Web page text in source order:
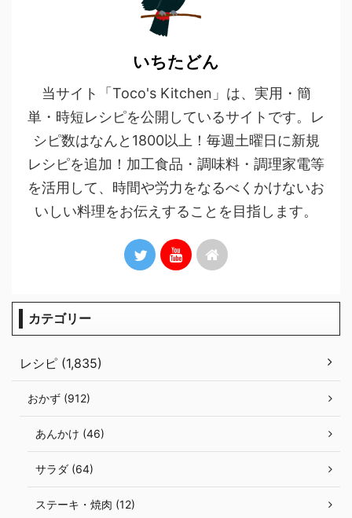
いちたどん
当サイト「Toco's Kitchen」は、実用・簡
単・時短レシピを公開しているサイトです。レ
シピ数はなんと1800以上！毎週土曜日に新規
レシピを追加！加工食品・調味料・調理家電等
を活用して、時間や労力をなるべくかけないお
いしい料理をお伝えすることを目指します。
カテゴリー
レシピ (1,835)
おかず (912)
あんかけ (46)
サラダ (64)
ステーキ・焼肉 (12)